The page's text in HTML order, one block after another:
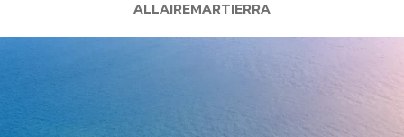
ALLAIREMARTIERRA